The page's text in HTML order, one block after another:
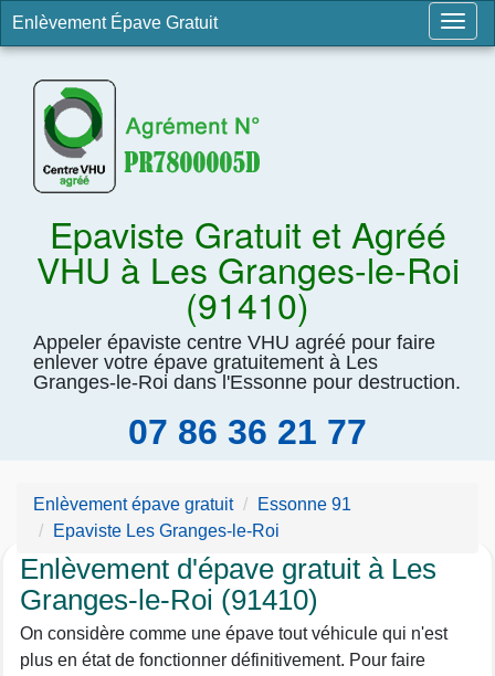
Enlèvement Épave Gratuit
Epaviste Gratuit et Agréé
VHU à Les Granges-le-Roi
(91410)
Appeler épaviste centre VHU agréé pour faire
enlever votre épave gratuitement à Les
Granges-le-Roi dans l'Essonne pour destruction.
07 86 36 21 77
Enlèvement épave gratuit
Essonne 91
Epaviste Les Granges-le-Roi
Enlèvement d'épave gratuit à Les
Granges-le-Roi (91410)
On considère comme une épave tout véhicule qui n'est
plus en état de fonctionner définitivement. Pour faire